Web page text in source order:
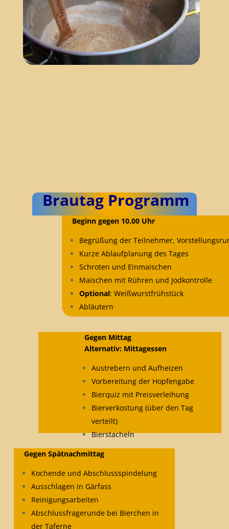
Brautag Programm
Beginn gegen 10.00 Uhr
Begrüßung der Teilnehmer,
Kurze Ablaufplanung des Tages
Schroten und Einmaischen
Maischen mit Rühren und Jodkontrolle
Optional: Weißwurstfrühstück
Abläutern
Gegen Mittag
Alternativ: Mittagessen
Austrebern und Aufheizen
Vorbereitung der Hopfengabe
Bierquiz mit Preisverleihung
Bierverkostung (über den Tag
verteilt)
Bierstacheln
Gegen Spätnachmittag
Kochende und Abschlussspindelung
Ausschlagen in Gärfass
Reinigungsarbeiten
Abschlussfragerunde bei Bierchen in
der Taferne